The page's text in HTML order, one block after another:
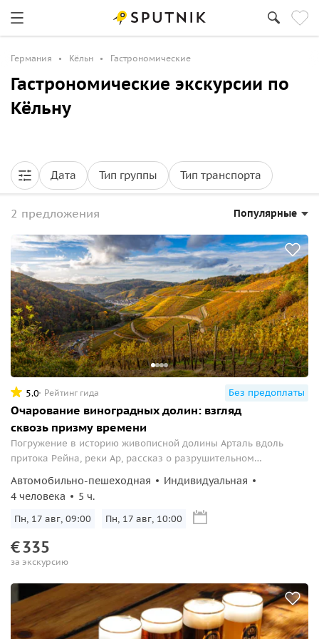
Германия Кёльн Гастрономические
Гастрономические экскурсии по
Кёльну
Дата Тип группы Тип транспорта
2 предложения Популярные
5.0 Рейтинг гида Без предоплаты
Очарование виноградных долин: взгляд
сквозь призму времени
Погружение в историю живописной долины Арталь вдоль
притока Рейна, реки Ар, рассказ о разрушительном
захватывающие дух виды с холмов и дегустация местных
вин.
Автомобильно-пешеходная
Индивидуальная
4 человека
5 ч.
Пн, 17 авг, 09:00 Пн, 17 авг, 10:00
€335
за экскурсию